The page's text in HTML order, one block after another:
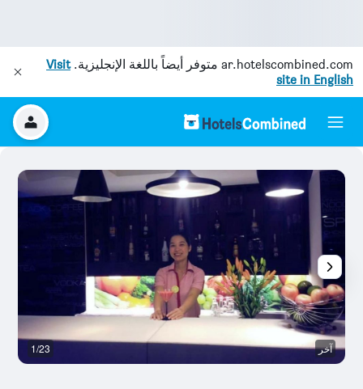
ar.hotelscombined.com متوفر أيضاً باللغة الإنجليزية.Visit
site in English
آخر 1/23